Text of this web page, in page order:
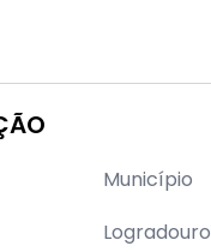
Município
Logradouro